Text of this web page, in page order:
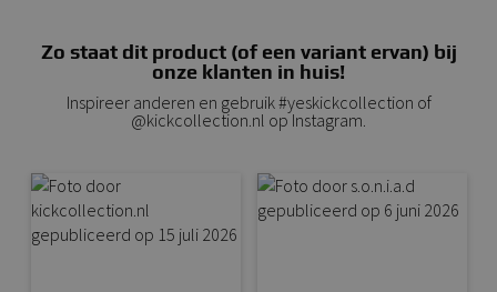
Zo staat dit product (of een variant ervan) bij
onze klanten in huis!
Inspireer anderen en gebruik #yeskickcollection of
@kickcollection.nl op Instagram.